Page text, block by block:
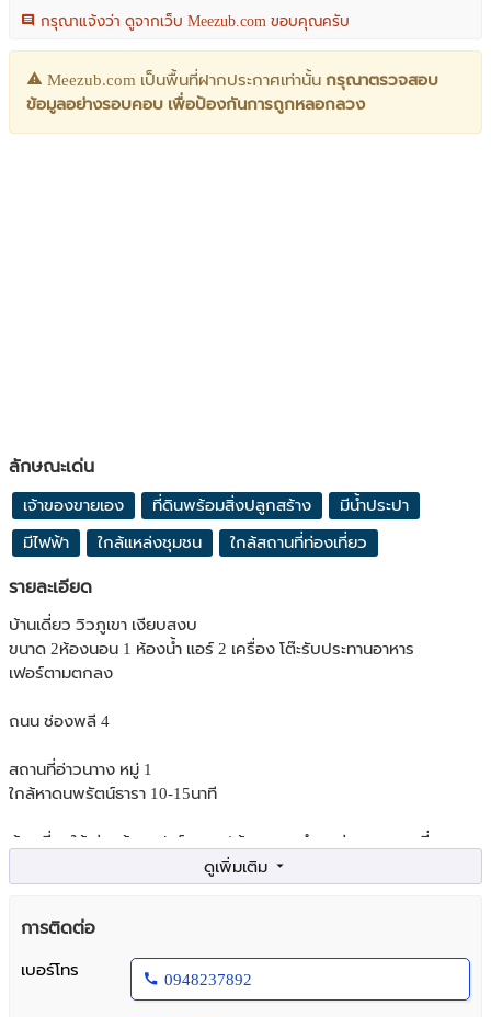
กรุณาแจ้งว่า ดูจากเว็บ Meezub.com ขอบคุณครับ
Meezub.com เป็นพื้นที่ฝากประกาศเท่านั้น กรุณาตรวจสอบ
ข้อมูลอย่างรอบคอบ เพื่อป้องกันการถูกหลอกลวง
ลักษณะเด่น
เจ้าของขายเอง ที่ดินพร้อมสิ่งปลูกสร้าง มีน้ำประปา
มีไฟฟ้า ใกล้แหล่งชุมชน ใกล้สถานที่ท่องเที่ยว
รายละเอียด
บ้านเดี่ยว วิวภูเขา เงียบสงบ
ขนาด 2ห้องนอน 1 ห้องน้ำ แอร์ 2 เครื่อง โต๊ะรับประทานอาหาร
เฟอร์ตามตกลง
ถนน ช่องพลี 4
สถานที่อ่าวนาาง หมู่ 1
ใกล้หาดนพรัตน์ธารา 10-15นาที
บ้านเดี่ยวให้เช่าพร้อมเฟอร์ขนาด 1ห้องนอน ตำบลอ่าวนาง กระบี่
เครื่องทำน้ำอุ่น แอร์ TV กาน้ำร้อน
ตู้เสื้อผ้า
ระเบียงนั่งพักผ่อน
ราคาเช่า 15000บาทต่อเดือน
การติดต่อ
เบอร์โทร
0948237892